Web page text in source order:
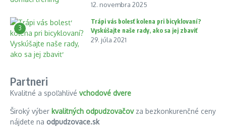
12. novembra 2025
3
Trápi vás bolesť kolena pri bicyklovaní?
Vyskúšajte naše rady, ako sa jej zbaviť
29. júla 2021
Partneri
Kvalitné a spoľahlivé vchodové dvere
Široký výber kvalitných odpudzovačovza bezkonkurenčné ceny
nájdete na odpudzovace.sk